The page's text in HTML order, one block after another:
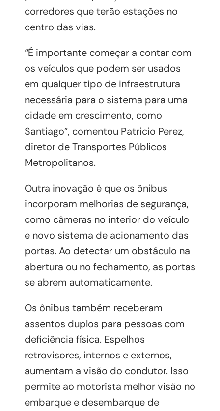
corredores que terão estações no
centro das vias.
“É importante começar a contar com
os veículos que podem ser usados ​​
em qualquer tipo de infraestrutura
necessária para o sistema para uma
cidade em crescimento, como
Santiago”, comentou Patricio Perez,
diretor de Transportes Públicos
Metropolitanos.
Outra inovação é que os ônibus
incorporam melhorias de segurança,
como câmeras no interior do veículo
e novo sistema de acionamento das
portas. Ao detectar um obstáculo na
abertura ou no fechamento, as portas
se abrem automaticamente.
Os ônibus também receberam
assentos duplos para pessoas com
deficiência física. Espelhos
retrovisores, internos e externos,
aumentam a visão do condutor. Isso
permite ao motorista melhor visão no
embarque e desembarque de